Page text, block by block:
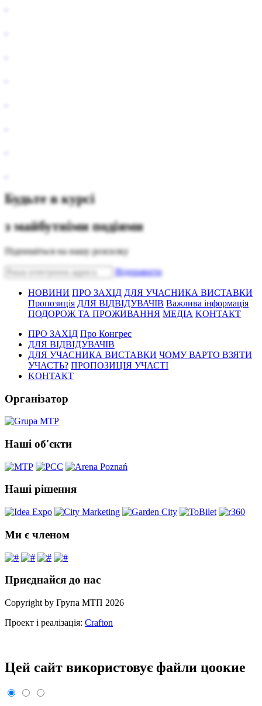
Будьте в курсі
з майбутніми подіями
Підпишіться на нашу розсилку
Bідправити
НОВИНИ ПРО ЗАХІД ДЛЯ УЧАСНИКА ВИСТАВКИ
Пропозиція ДЛЯ ВІДВІДУВАЧІВ Важлива інформація
ПОДОРОЖ ТА ПРОЖИВАННЯ МЕДІА KОНТАКТ
ПРО ЗАХІД Про Конгрес
ДЛЯ ВІДВІДУВАЧІВ
ДЛЯ УЧАСНИКА ВИСТАВКИ ЧОМУ ВАРТО ВЗЯТИ
УЧАСТЬ? ПРОПОЗИЦІЯ УЧАСТІ
KОНТАКТ
Організатор
Наші об'єкти
Наші рішення
Ми є членом
Приєднайся до нас
Copyright by Група МТП 2026
Проект і реалізація: Crafton
Цей сайт використовує файли цooкиe